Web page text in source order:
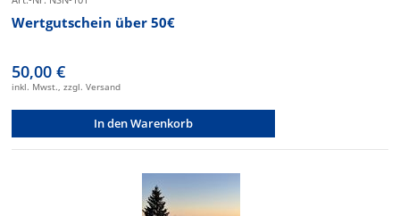
Wertgutschein über 50€
50,00 €
inkl. Mwst., zzgl. Versand
In den Warenkorb